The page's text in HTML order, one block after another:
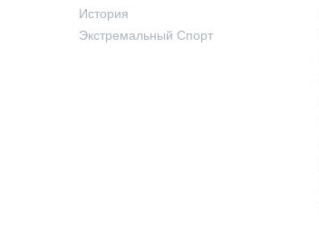
История
Экстремальный Спорт